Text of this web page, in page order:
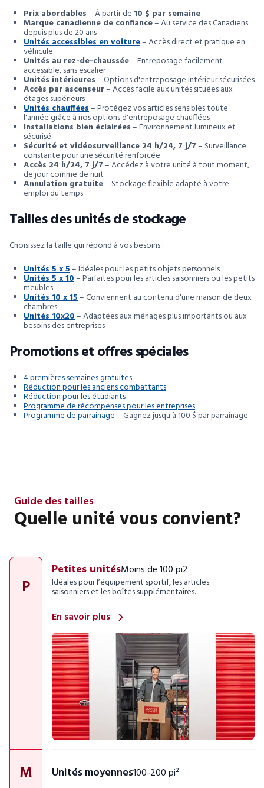
Prix abordables– À partir de10 $ par semaine
Marque canadienne de confiance– Au service des Canadiens
depuis plus de 20 ans
Unités accessibles en voiture– Accès direct et pratique en
véhicule
Unités au rez-de-chaussée– Entreposage facilement
accessible, sans escalier
Unités intérieures– Options d'entreposage intérieur sécurisées
Accès par ascenseur– Accès facile aux unités situées aux
étages supérieurs
Unités chauffées– Protégez vos articles sensibles toute
l'année grâce à nos options d'entreposage chauffées
Installations bien éclairées– Environnement lumineux et
sécurisé
Sécurité et vidéosurveillance 24 h/24, 7 j/7– Surveillance
constante pour une sécurité renforcée
Accès 24 h/24, 7 j/7– Accédez à votre unité à tout moment,
de jour comme de nuit
Annulation gratuite– Stockage flexible adapté à votre
emploi du temps
Tailles des unités de stockage
Choisissez la taille qui répond à vos besoins :
Unités 5 x 5– Idéales pour les petits objets personnels
Unités 5 x 10– Parfaites pour les articles saisonniers ou les petits
meubles
Unités 10 x 15– Conviennent au contenu d'une maison de deux
chambres
Unités 10x20– Adaptées aux ménages plus importants ou aux
besoins des entreprises
Promotions et offres spéciales
4 premières semaines gratuites
Réduction pour les anciens combattants
Réduction pour les étudiants
Programme de récompenses pour les entreprises
Programme de parrainage– Gagnez jusqu'à 100 $ par parrainage
Guide des tailles
Quelle unité vous convient?
P
Petites unitésMoins de 100 pi2
Idéales pour l’équipement sportif, les articles
saisonniers et les boîtes supplémentaires.
En savoir plus
M Unités moyennes100-200 pi²